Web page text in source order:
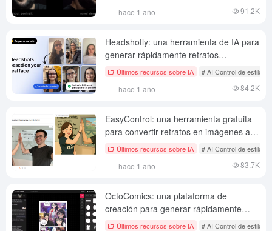
hace 1 año 91.2K
Headshotly: una herramienta de IA para
generar rápidamente retratos
profesionales
Últimos recursos sobre IA # AI Control de estilo
hace 1 año 84.2K
EasyControl: una herramienta gratuita
para convertir retratos en imágenes al
estilo Ghibli
Últimos recursos sobre IA # AI Control de estilo
hace 1 año 83.7K
OctoComics: una plataforma de
creación para generar rápidamente
cómics BL con IA
Últimos recursos sobre IA # AI Control de estilo